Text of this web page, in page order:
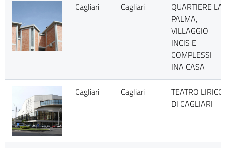
Cagliari Cagliari
QUARTIERE LA
PALMA,
VILLAGGIO
INCIS E
COMPLESSI
INA CASA
Cagliari Cagliari
TEATRO LIRICO
DI CAGLIARI